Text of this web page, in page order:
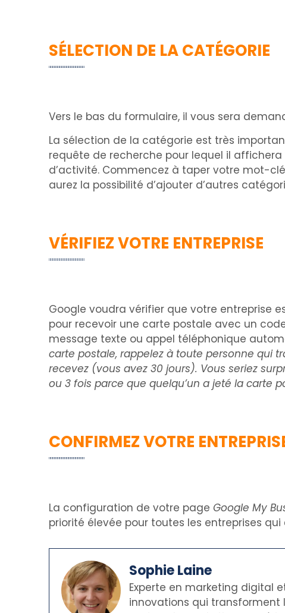
SÉLECTION DE LA CATÉGORIE
Vers le bas du formulaire, il vous sera
La sélection de la catégorie est très
requête de recherche pour lequel il
d’activité. Commencez à taper votre mot-
aurez la possibilité d’ajouter d’autres
VÉRIFIEZ VOTRE ENTREPRISE
Google voudra vérifier que votre entreprise
pour recevoir une carte postale avec un
message texte ou appel téléphonique
carte postale, rappelez à toute personne qui
recevez (vous avez 30 jours). Vous seriez
ou 3 fois parce que quelqu’un a jeté la carte
CONFIRMEZ VOTRE
La configuration de votre page Google My
priorité élevée pour toutes les entreprises
Sophie Laine
Experte en marketing digital
innovations qui transforment